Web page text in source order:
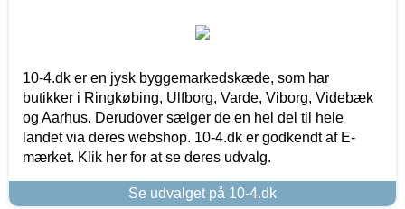
10-4.dk er en jysk byggemarkedskæde, som har
butikker i Ringkøbing, Ulfborg, Varde, Viborg, Videbæk
og Aarhus. Derudover sælger de en hel del til hele
landet via deres webshop. 10-4.dk er godkendt af E-
mærket. Klik her for at se deres udvalg.
Se udvalget på 10-4.dk